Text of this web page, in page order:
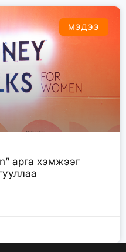
МЭДЭЭ
арга хэмжээг